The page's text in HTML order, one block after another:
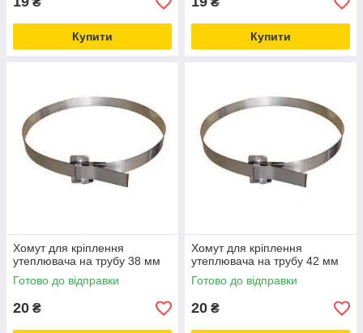
Купити Купити
Хомут для кріплення
утеплювача на трубу 38 мм
Готово до відправки
20 ₴
Хомут для кріплення
утеплювача на трубу 42 мм
Готово до відправки
20 ₴